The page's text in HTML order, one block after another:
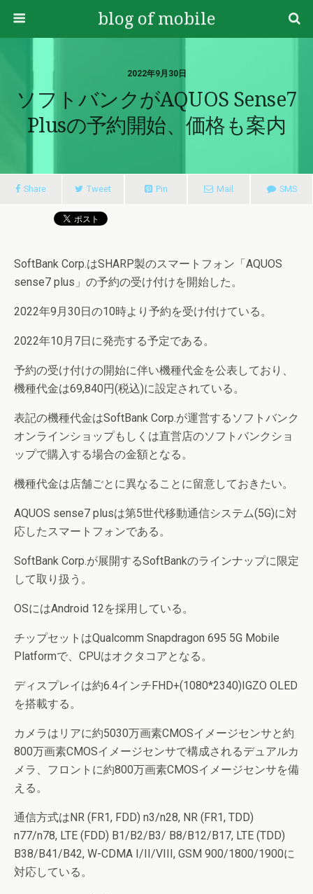
blog of mobile
2022年9月30日
ソフトバンクがAQUOS Sense7
Plusの予約開始、価格も案内
Share Tweet Pin Mail SMS
SoftBank Corp.はSHARP製のスマートフォン「AQUOS
sense7 plus」の予約の受け付けを開始した。
2022年9月30日の10時より予約を受け付けている。
2022年10月7日に発売する予定である。
予約の受け付けの開始に伴い機種代金を公表しており、
機種代金は69,840円(税込)に設定されている。
表記の機種代金はSoftBank Corp.が運営するソフトバンク
オンラインショップもしくは直営店のソフトバンクショ
ップで購入する場合の金額となる。
機種代金は店舗ごとに異なることに留意しておきたい。
AQUOS sense7 plusは第5世代移動通信システム(5G)に対
応したスマートフォンである。
SoftBank Corp.が展開するSoftBankのラインナップに限定
して取り扱う。
OSにはAndroid 12を採用している。
チップセットはQualcomm Snapdragon 695 5G Mobile
Platformで、CPUはオクタコアとなる。
ディスプレイは約6.4インチFHD+(1080*2340)IGZO OLED
を搭載する。
カメラはリアに約5030万画素CMOSイメージセンサと約
800万画素CMOSイメージセンサで構成されるデュアルカ
メラ、フロントに約800万画素CMOSイメージセンサを備
える。
通信方式はNR (FR1, FDD) n3/n28, NR (FR1, TDD)
n77/n78, LTE (FDD) B1/B2/B3/ B8/B12/B17, LTE (TDD)
B38/B41/B42, W-CDMA I/II/VIII, GSM 900/1800/1900に
対応している。